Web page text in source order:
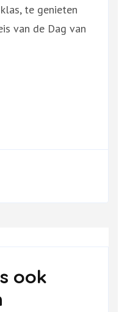
te genieten
van de Dag van
ook